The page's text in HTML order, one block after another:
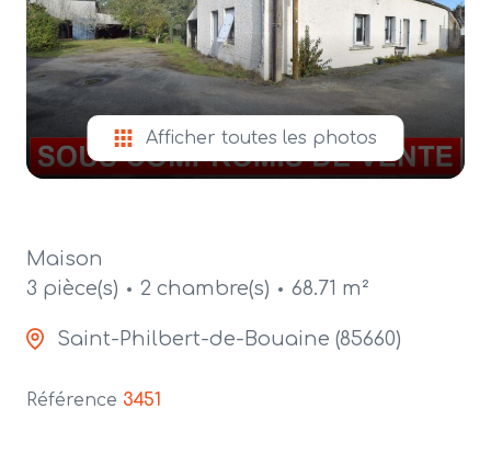
mail
contact
Afficher toutes les photos
Maison
3 pièce(s)
2 chambre(s) 68.71 m²
Saint-Philbert-de-Bouaine (85660)
Référence 3451